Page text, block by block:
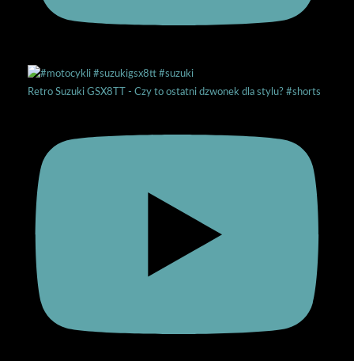
Retro Suzuki GSX8TT - Czy to ostatni dzwonek dla stylu? #shorts